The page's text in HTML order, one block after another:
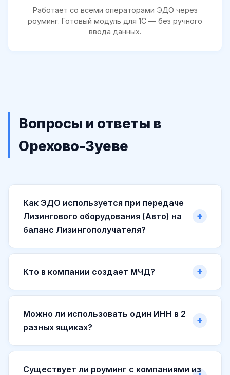
Работает со всеми операторами ЭДО через
роуминг. Готовый модуль для 1С — без ручного
ввода данных.
Вопросы и ответы в
Орехово-Зуеве
Как ЭДО используется при передаче
Лизингового оборудования (Авто) на
баланс Лизингополучателя?
Кто в компании создает МЧД?
Можно ли использовать один ИНН в 2
разных ящиках?
Существует ли роуминг с компаниями из